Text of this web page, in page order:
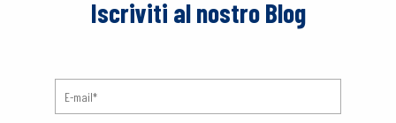
Iscriviti al nostro Blog